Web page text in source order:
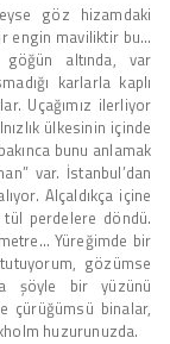
göz hizamdaki
engin maviliktir bu…
göğün altında, var
karlarla kaplı
Uçağımız ilerliyor
ülkesinin içinde
bunu anlamak
var. İstanbul’dan
Alçaldıkça içine
perdelere döndü.
Yüreğimde bir
tutuyorum, gözümse
şöyle bir yüzünü
çürüğümsü binalar,
huzurunuzda.